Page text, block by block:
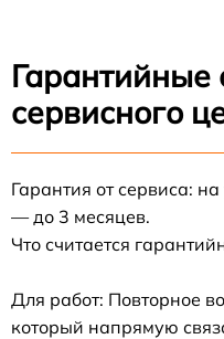
Гарантийные
сервисного
Гарантия от сервиса:
— до 3 месяцев.
Что считается
Для работ: Повторное
который напрямую